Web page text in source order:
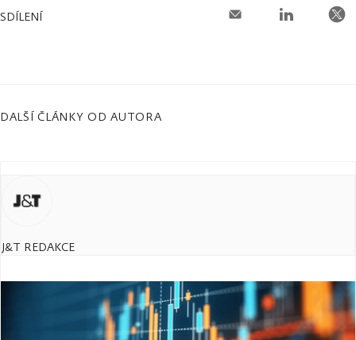
SDÍLENÍ
DALŠÍ ČLÁNKY OD AUTORA
J&T REDAKCE